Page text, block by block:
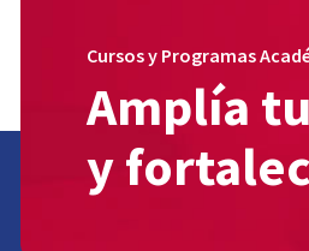
Cursos y Programas
Amplía
y